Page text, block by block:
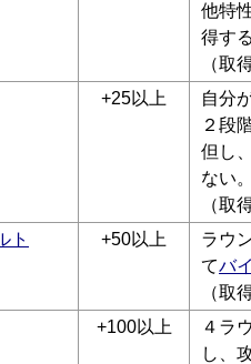
他特
得す
（取
+25以上
自分
２段
但し
ない。
（取
ト
+50以上
ラウ
てバ
（取
+100以上
４ラ
し、